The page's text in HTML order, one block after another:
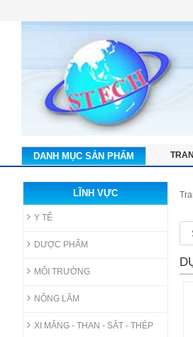
DANH MỤC SẢN PHẨM
LĨNH VỰC
Y TẾ
DƯỢC PHẨM
MÔI TRƯỜNG
NÔNG LÂM
XI MĂNG - THAN - SẮT - THÉP